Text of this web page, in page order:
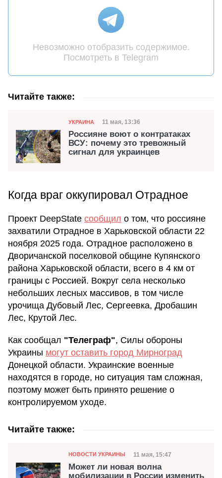
Невозможно отобразить содержимое.
Посмотреть в Telegram
Читайте также:
Категория
УКРАИНА Дата публикации
11 мая, 13:36
Россияне воют о контратаках
ВСУ: почему это тревожный
сигнал для украинцев
Когда враг оккупировал Отрадное
Проект DeepState сообщил о том, что россияне
захватили Отрадное в Харьковской области 22
ноября 2025 года. Отрадное расположено в
Дворичанской поселковой общине Купянского
района Харьковской области, всего в 4 км от
границы с Россией. Вокруг села несколько
небольших лесных массивов, в том числе
урочища Дубовый Лес, Сергеевка, Дробашин
Лес, Крутой Лес.
Как сообщал "Телеграф", Силы обороны
Украины могут оставить город Мирноград
Донецкой области. Украинские военные
находятся в городе, но ситуация там сложная,
поэтому может быть принято решение о
контролируемом уходе.
Читайте также:
Категория
НОВОСТИ УКРАИНЫ Дата публикации
11 мая, 15:47
Может ли новая волна
мобилизации в России изменить